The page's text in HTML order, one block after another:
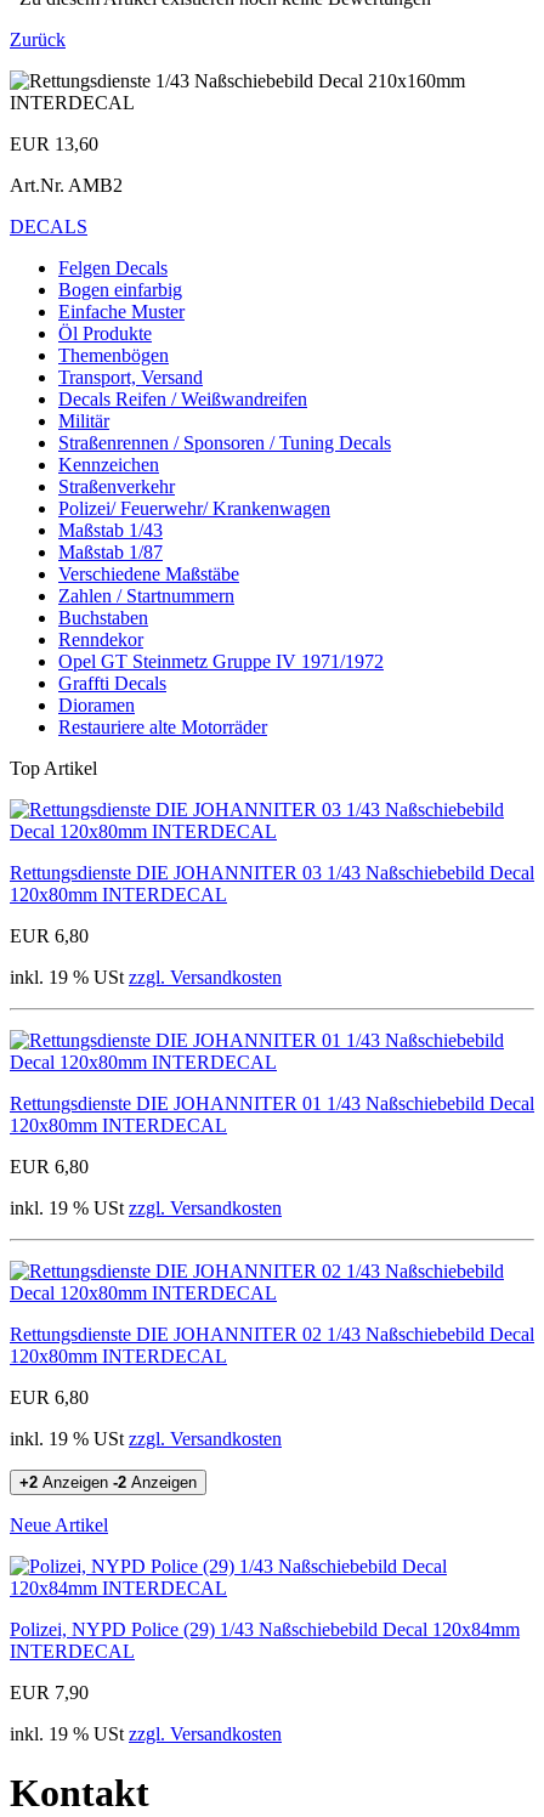
Zurück
EUR 13,60
Art.Nr. AMB2
DECALS
Felgen Decals
Bogen einfarbig
Einfache Muster
Öl Produkte
Themenbögen
Transport, Versand
Decals Reifen / Weißwandreifen
Militär
Straßenrennen / Sponsoren / Tuning Decals
Kennzeichen
Straßenverkehr
Polizei/ Feuerwehr/ Krankenwagen
Maßstab 1/43
Maßstab 1/87
Verschiedene Maßstäbe
Zahlen / Startnummern
Buchstaben
Renndekor
Opel GT Steinmetz Gruppe IV 1971/1972
Graffti Decals
Dioramen
Restauriere alte Motorräder
Top Artikel
Rettungsdienste DIE JOHANNITER 03 1/43 Naßschiebebild Decal
120x80mm INTERDECAL
EUR 6,80
inkl. 19 % USt zzgl. Versandkosten
Rettungsdienste DIE JOHANNITER 01 1/43 Naßschiebebild Decal
120x80mm INTERDECAL
EUR 6,80
inkl. 19 % USt zzgl. Versandkosten
Rettungsdienste DIE JOHANNITER 02 1/43 Naßschiebebild Decal
120x80mm INTERDECAL
EUR 6,80
inkl. 19 % USt zzgl. Versandkosten
+2 Anzeigen -2 Anzeigen
Neue Artikel
Polizei, NYPD Police (29) 1/43 Naßschiebebild Decal 120x84mm
INTERDECAL
EUR 7,90
inkl. 19 % USt zzgl. Versandkosten
Kontakt